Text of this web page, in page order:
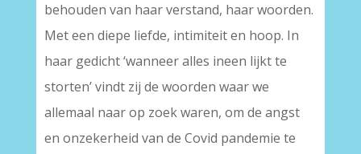
behouden van haar verstand, haar woorden.
Met een diepe liefde, intimiteit en hoop. In
haar gedicht ‘wanneer alles ineen lijkt te
storten’ vindt zij de woorden waar we
allemaal naar op zoek waren, om de angst
en onzekerheid van de Covid pandemie te